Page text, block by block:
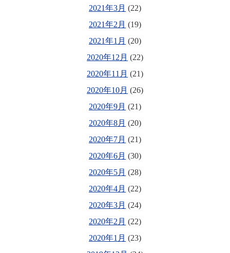
2021年3月 (22)
2021年2月 (19)
2021年1月 (20)
2020年12月 (22)
2020年11月 (21)
2020年10月 (26)
2020年9月 (21)
2020年8月 (20)
2020年7月 (21)
2020年6月 (30)
2020年5月 (28)
2020年4月 (22)
2020年3月 (24)
2020年2月 (22)
2020年1月 (23)